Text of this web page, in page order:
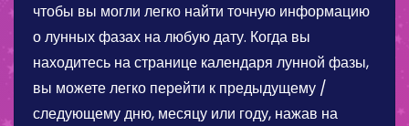
чтобы вы могли легко найти точную информацию
о лунных фазах на любую дату. Когда вы
находитесь на странице календаря лунной фазы,
вы можете легко перейти к предыдущему /
следующему дню, месяцу или году, нажав на